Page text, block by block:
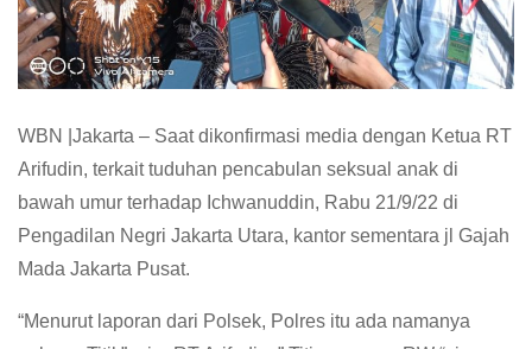
WBN |Jakarta – Saat dikonfirmasi media dengan Ketua RT
Arifudin, terkait tuduhan pencabulan seksual anak di
bawah umur terhadap Ichwanuddin, Rabu 21/9/22 di
Pengadilan Negri Jakarta Utara, kantor sementara jl Gajah
Mada Jakarta Pusat.
“Menurut laporan dari Polsek, Polres itu ada namanya